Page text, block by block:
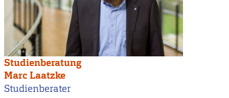
Studienberatung
Marc Laatzke
Studienberater